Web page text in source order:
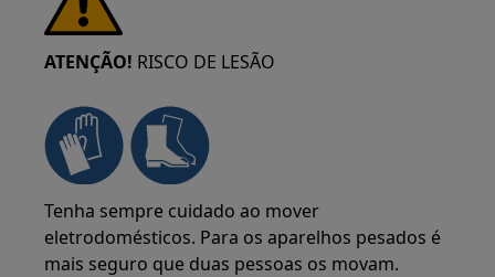
ATENÇÃO! RISCO DE LESÃO
Tenha sempre cuidado ao mover
eletrodomésticos. Para os aparelhos pesados é
mais seguro que duas pessoas os movam.